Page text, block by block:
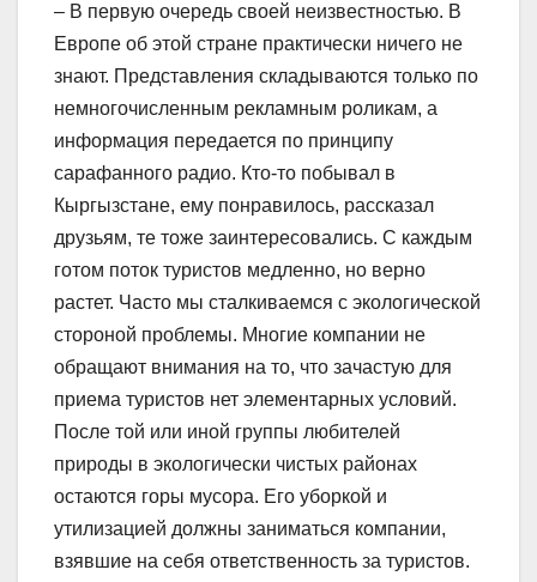
– В первую очередь своей неизвестностью. В
Европе об этой стране практически ничего не
знают. Представления складываются только по
немногочисленным рекламным роликам, а
информация передается по принципу
сарафанного радио. Кто-то побывал в
Кыргызстане, ему понравилось, рассказал
друзьям, те тоже заинтересовались. С каждым
готом поток туристов медленно, но верно
растет. Часто мы сталкиваемся с экологической
стороной проблемы. Многие компании не
обращают внимания на то, что зачастую для
приема туристов нет элементарных условий.
После той или иной группы любителей
природы в экологически чистых районах
остаются горы мусора. Его уборкой и
утилизацией должны заниматься компании,
взявшие на себя ответственность за туристов.